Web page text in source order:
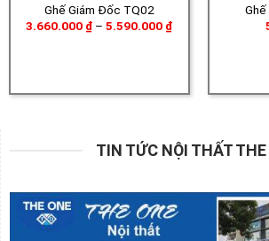
Ghế Giám Đốc TQ02
3.660.000 ₫ – 5.590.000 ₫Khoảng
TIN TỨC NỘI THẤT THE